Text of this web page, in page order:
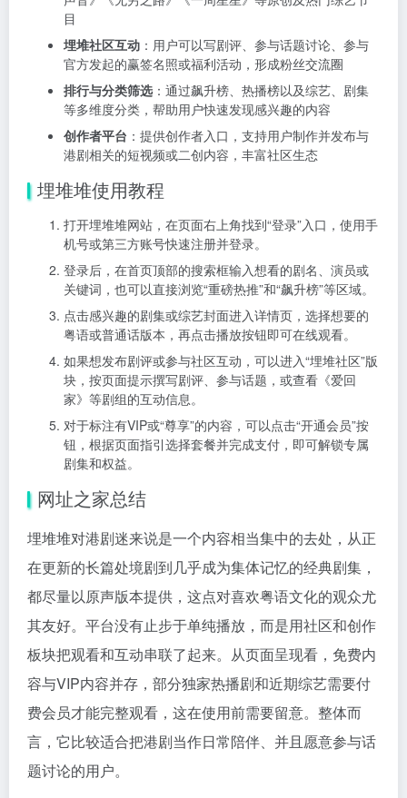
目
埋堆社区互动 ：用户可以写剧评、参与话题讨论、参与
官方发起的赢签名照或福利活动，形成粉丝交流圈
排行与分类筛选：通过飙升榜、热播榜以及综艺、剧集
等多维度分类，帮助用户快速发现感兴趣的内容
创作者平台 ：提供创作者入口，支持用户制作并发布与
港剧相关的短视频或二创内容，丰富社区生态
埋堆堆使用教程
打开埋堆堆网站，在页面右上角找到“登录”入口，使用手
机号或第三方账号快速注册并登录。
登录后，在首页顶部的搜索框输入想看的剧名、演员或
关键词，也可以直接浏览“重磅热推”和“飙升榜”等区域。
点击感兴趣的剧集或综艺封面进入详情页，选择想要的
粤语或普通话版本，再点击播放按钮即可在线观看。
如果想发布剧评或参与社区互动，可以进入“埋堆社区”版
块，按页面提示撰写剧评、参与话题，或查看《爱回
家》等剧组的互动信息。
对于标注有VIP或“尊享”的内容，可以点击“开通会员”按
钮，根据页面指引选择套餐并完成支付，即可解锁专属
剧集和权益。
网址之家总结
埋堆堆对港剧迷来说是一个内容相当集中的去处，从正
在更新的长篇处境剧到几乎成为集体记忆的经典剧集，
都尽量以原声版本提供，这点对喜欢粤语文化的观众尤
其友好。平台没有止步于单纯播放，而是用社区和创作
板块把观看和互动串联了起来。从页面呈现看，免费内
容与VIP内容并存，部分独家热播剧和近期综艺需要付
费会员才能完整观看，这在使用前需要留意。整体而
言，它比较适合把港剧当作日常陪伴、并且愿意参与话
题讨论的用户。